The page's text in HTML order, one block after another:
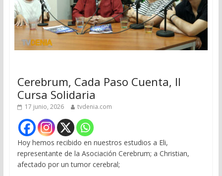
Cerebrum, Cada Paso Cuenta, II
Cursa Solidaria
17 junio, 2026 tvdenia.com
Hoy hemos recibido en nuestros estudios a Eli,
representante de la Asociación Cerebrum; a Christian,
afectado por un tumor cerebral;